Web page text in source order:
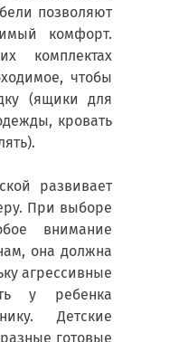
позволяют
комфорт.
комплектах
чтобы
(ящики для
кровать
развивает
При выборе
внимание
она должна
агрессивные
у ребенка
Детские
готовые